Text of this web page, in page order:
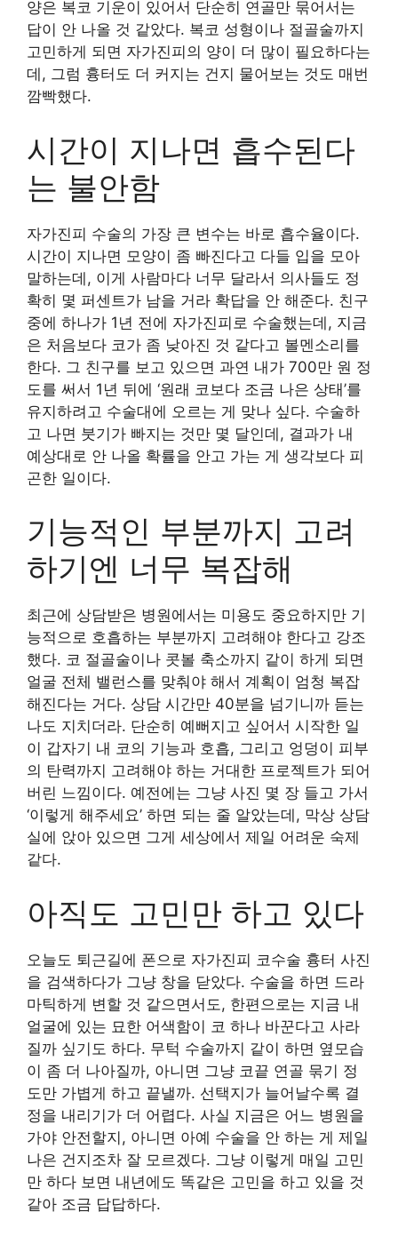
양은 복코 기운이 있어서 단순히 연골만 묶어서는
답이 안 나올 것 같았다. 복코 성형이나 절골술까지
고민하게 되면 자가진피의 양이 더 많이 필요하다는
데, 그럼 흉터도 더 커지는 건지 물어보는 것도 매번
깜빡했다.
시간이 지나면 흡수된다
는 불안함
자가진피 수술의 가장 큰 변수는 바로 흡수율이다.
시간이 지나면 모양이 좀 빠진다고 다들 입을 모아
말하는데, 이게 사람마다 너무 달라서 의사들도 정
확히 몇 퍼센트가 남을 거라 확답을 안 해준다. 친구
중에 하나가 1년 전에 자가진피로 수술했는데, 지금
은 처음보다 코가 좀 낮아진 것 같다고 볼멘소리를
한다. 그 친구를 보고 있으면 과연 내가 700만 원 정
도를 써서 1년 뒤에 ‘원래 코보다 조금 나은 상태’를
유지하려고 수술대에 오르는 게 맞나 싶다. 수술하
고 나면 붓기가 빠지는 것만 몇 달인데, 결과가 내
예상대로 안 나올 확률을 안고 가는 게 생각보다 피
곤한 일이다.
기능적인 부분까지 고려
하기엔 너무 복잡해
최근에 상담받은 병원에서는 미용도 중요하지만 기
능적으로 호흡하는 부분까지 고려해야 한다고 강조
했다. 코 절골술이나 콧볼 축소까지 같이 하게 되면
얼굴 전체 밸런스를 맞춰야 해서 계획이 엄청 복잡
해진다는 거다. 상담 시간만 40분을 넘기니까 듣는
나도 지치더라. 단순히 예뻐지고 싶어서 시작한 일
이 갑자기 내 코의 기능과 호흡, 그리고 엉덩이 피부
의 탄력까지 고려해야 하는 거대한 프로젝트가 되어
버린 느낌이다. 예전에는 그냥 사진 몇 장 들고 가서
‘이렇게 해주세요’ 하면 되는 줄 알았는데, 막상 상담
실에 앉아 있으면 그게 세상에서 제일 어려운 숙제
같다.
아직도 고민만 하고 있다
오늘도 퇴근길에 폰으로 자가진피 코수술 흉터 사진
을 검색하다가 그냥 창을 닫았다. 수술을 하면 드라
마틱하게 변할 것 같으면서도, 한편으로는 지금 내
얼굴에 있는 묘한 어색함이 코 하나 바꾼다고 사라
질까 싶기도 하다. 무턱 수술까지 같이 하면 옆모습
이 좀 더 나아질까, 아니면 그냥 코끝 연골 묶기 정
도만 가볍게 하고 끝낼까. 선택지가 늘어날수록 결
정을 내리기가 더 어렵다. 사실 지금은 어느 병원을
가야 안전할지, 아니면 아예 수술을 안 하는 게 제일
나은 건지조차 잘 모르겠다. 그냥 이렇게 매일 고민
만 하다 보면 내년에도 똑같은 고민을 하고 있을 것
같아 조금 답답하다.